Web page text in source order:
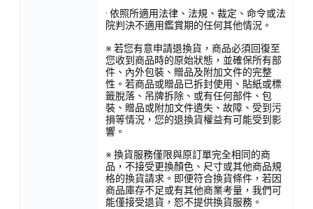
· 依照所適用法律、法規、裁定、命令或法
院判決不適用鑑賞期的任何其他情況。
※ 若您有意申請退換貨，商品必須回復至
您收到商品時的原始狀態，並確保所有部
件、內外包裝、贈品及附加文件的完整
性。若商品或贈品已拆封使用、貼紙或標
籤脫落、吊牌拆除、或有任何部件、包
裝、贈品或附加文件遺失、故障、受到污
損等情況，您的退換貨權益有可能受到影
響。
※ 換貨服務僅限與原訂單完全相同的商
品，不接受更換顏色、尺寸或其他商品規
格的換貨請求。即便符合換貨條件，若因
商品庫存不足或有其他商業考量，我們可
能僅接受退貨，恕不提供換貨服務。